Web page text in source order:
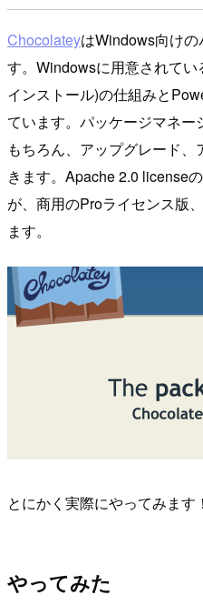
ChocolateyはWindows向け
す。Windowsに用意されて
インストール)の仕組みと
ています。パッケージマネ
もちろん、アップグレード
きます。Apache 2.0 license
が、商用のProライセンス版
ます。
とにかく実際にやってみます！
やってみた